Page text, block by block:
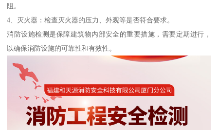
阻。
4、灭火器：检查灭火器的压力、外观等是否符合要求。
消防设施检测是保障建筑物内部安全的重要措施，需要定期进行，
以确保消防设施的可靠性和有效性。